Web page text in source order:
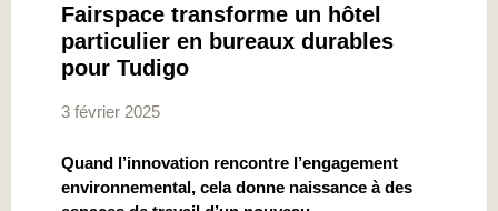
Fairspace transforme un hôtel
particulier en bureaux durables
pour Tudigo
3 février 2025
Quand l’innovation rencontre l’engagement
environnemental, cela donne naissance à des